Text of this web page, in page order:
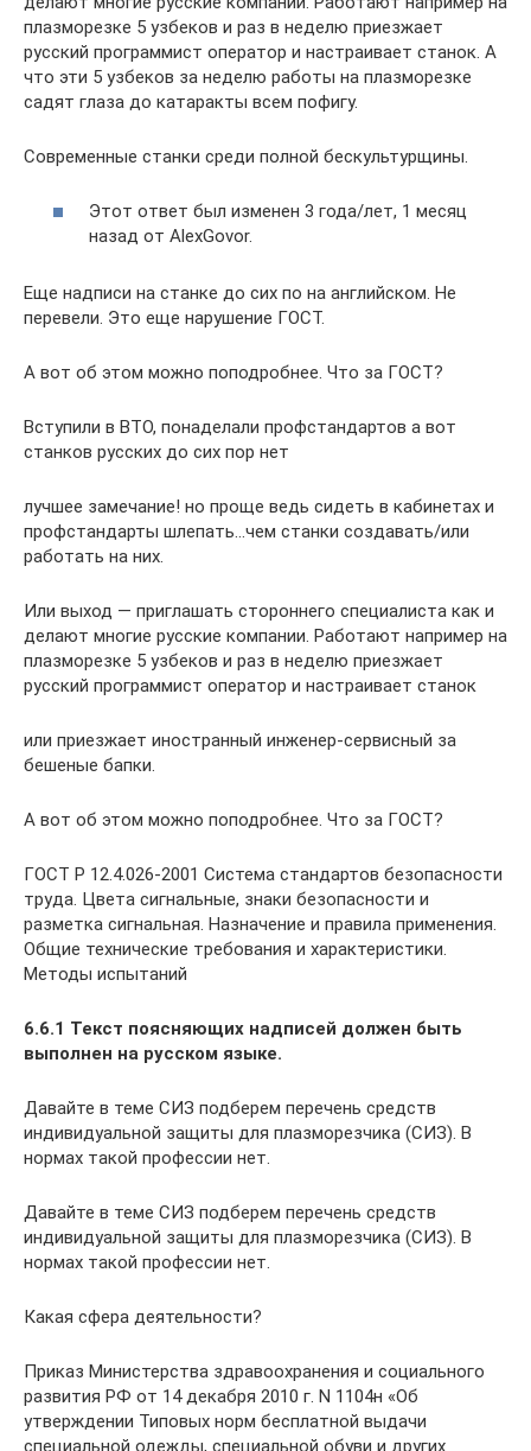
плазморезке 5 узбеков и раз в неделю приезжает
русский программист оператор и настраивает станок. А
что эти 5 узбеков за неделю работы на плазморезке
садят глаза до катаракты всем пофигу.
Современные станки среди полной бескультурщины.
Этот ответ был изменен 3 года/лет, 1 месяц
назад от AlexGovor.
Еще надписи на станке до сих по на английском. Не
перевели. Это еще нарушение ГОСТ.
А вот об этом можно поподробнее. Что за ГОСТ?
Вступили в ВТО, понаделали профстандартов а вот
станков русских до сих пор нет
лучшее замечание! но проще ведь сидеть в кабинетах и
профстандарты шлепать…чем станки создавать/или
работать на них.
Или выход — приглашать стороннего специалиста как и
делают многие русские компании. Работают например на
плазморезке 5 узбеков и раз в неделю приезжает
русский программист оператор и настраивает станок
или приезжает иностранный инженер-сервисный за
бешеные бапки.
А вот об этом можно поподробнее. Что за ГОСТ?
ГОСТ Р 12.4.026-2001 Система стандартов безопасности
труда. Цвета сигнальные, знаки безопасности и
разметка сигнальная. Назначение и правила применения.
Общие технические требования и характеристики.
Методы испытаний
6.6.1 Текст поясняющих надписей должен быть
выполнен на русском языке.
Давайте в теме СИЗ подберем перечень средств
индивидуальной защиты для плазморезчика (СИЗ). В
нормах такой профессии нет.
Давайте в теме СИЗ подберем перечень средств
индивидуальной защиты для плазморезчика (СИЗ). В
нормах такой профессии нет.
Какая сфера деятельности?
Приказ Министерства здравоохранения и социального
развития РФ от 14 декабря 2010 г. N 1104н «Об
утверждении Типовых норм бесплатной выдачи
специальной одежды, специальной обуви и других